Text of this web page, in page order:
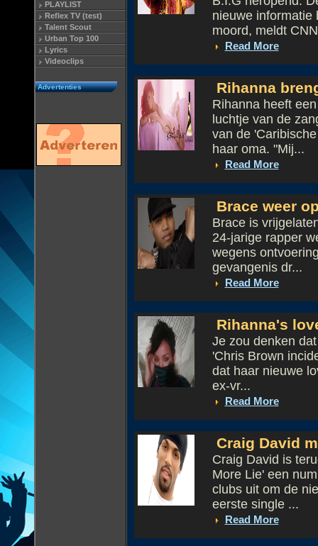
PLAYLIST
Reflex TV (test)
Talent Scout
Urban Top 100
Lyrics
Videoclips
Advertenties
nieuwe informatie
moord, meldt
Read More
Rihanna
Rihanna heeft
luchtje van de
van de
haar oma. "Mij...
Read More
Brace weer
Brace is
24-jarige rapper
wegens
gevangenis dr...
Read More
Rihanna's
Je zou denken
'Chris Brown
dat haar nieuwe
ex-vr...
Read More
Craig David
Craig David is
More Lie' een
clubs uit om de
eerste single ...
Read More